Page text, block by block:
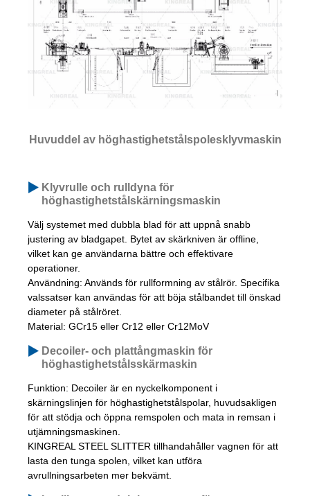
Huvuddel av höghastighetstålspolesklyvmaskin
Klyvrulle och rulldyna för
höghastighetstålskärningsmaskin
Välj systemet med dubbla blad för att uppnå snabb
justering av bladgapet. Bytet av skärkniven är offline,
vilket kan ge användarna bättre och effektivare
operationer.
Användning: Används för rullformning av stålrör. Specifika
valssatser kan användas för att böja stålbandet till önskad
diameter på stålröret.
Material: GCr15 eller Cr12 eller Cr12MoV
Decoiler- och plattångmaskin för
höghastighetstålsskärmaskin
Funktion: Decoiler är en nyckelkomponent i
skärningslinjen för höghastighetstålspolar, huvudsakligen
för att stödja och öppna remspolen och mata in remsan i
utjämningsmaskinen.
KINGREAL STEEL SLITTER tillhandahåller vagnen för att
lasta den tunga spolen, vilket kan utföra
avrullningsarbeten mer bekvämt.